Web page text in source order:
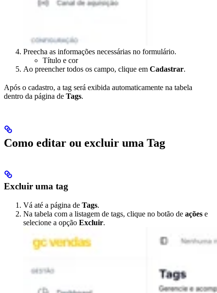
Preecha as informações necessárias no formulário.
Título e cor
Ao preencher todos os campo, clique em Cadastrar.
Após o cadastro, a tag será exibida automaticamente na tabela
dentro da página de Tags.
Como editar ou excluir uma Tag
Excluir uma tag
Vá até a página de Tags.
Na tabela com a listagem de tags, clique no botão de ações e
selecione a opção Excluir.